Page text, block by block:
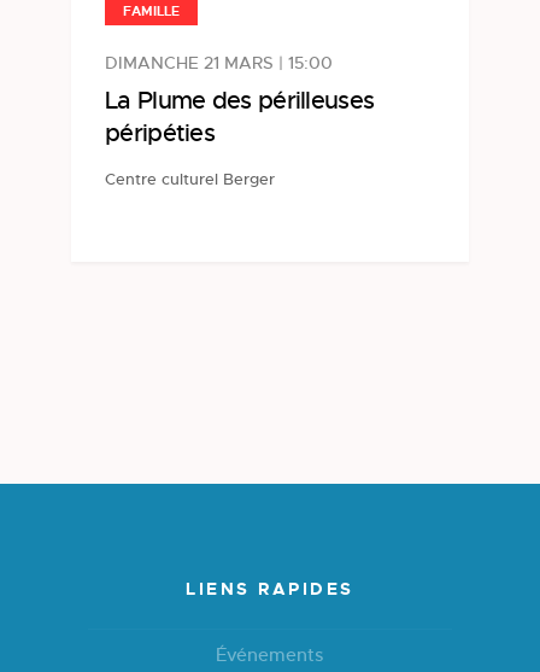
FAMILLE
DIMANCHE 21 MARS | 15:00
La Plume des périlleuses
péripéties
Centre culturel Berger
LIENS RAPIDES
Événements